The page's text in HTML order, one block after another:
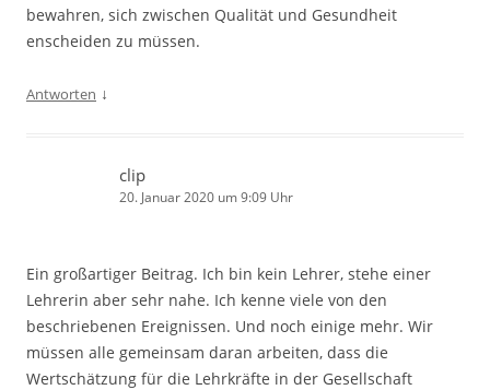
bewahren, sich zwischen Qualität und Gesundheit
enscheiden zu müssen.
Antworten ↓
clip
20. Januar 2020 um 9:09 Uhr
Ein großartiger Beitrag. Ich bin kein Lehrer, stehe einer
Lehrerin aber sehr nahe. Ich kenne viele von den
beschriebenen Ereignissen. Und noch einige mehr. Wir
müssen alle gemeinsam daran arbeiten, dass die
Wertschätzung für die Lehrkräfte in der Gesellschaft